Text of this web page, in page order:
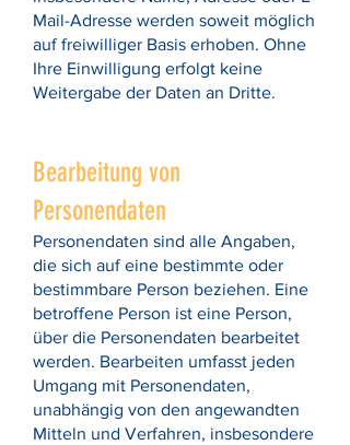
Mail-Adresse werden soweit möglich
auf freiwilliger Basis erhoben. Ohne
Ihre Einwilligung erfolgt keine
Weitergabe der Daten an Dritte.
Bearbeitung von
Personendaten
Personendaten sind alle Angaben,
die sich auf eine bestimmte oder
bestimmbare Person beziehen. Eine
betroffene Person ist eine Person,
über die Personendaten bearbeitet
werden. Bearbeiten umfasst jeden
Umgang mit Personendaten,
unabhängig von den angewandten
Mitteln und Verfahren, insbesondere